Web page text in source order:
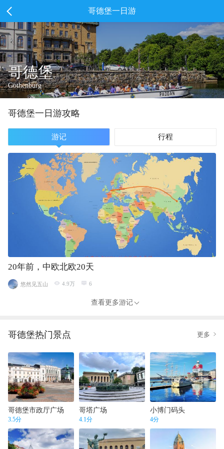
哥德堡一日游
哥德堡
Gothenburg
哥德堡一 日游攻略
游记 行程
20年前，中欧北欧20天
悠然见五山 4.9万 6
查看更多游记
哥德堡热门景点 更多
哥德堡市政厅广场
3.5分
哥塔广场
4.1分
小博门码头
4分